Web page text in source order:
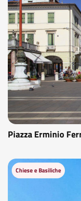
Piazza Erminio
Chiese e Basiliche